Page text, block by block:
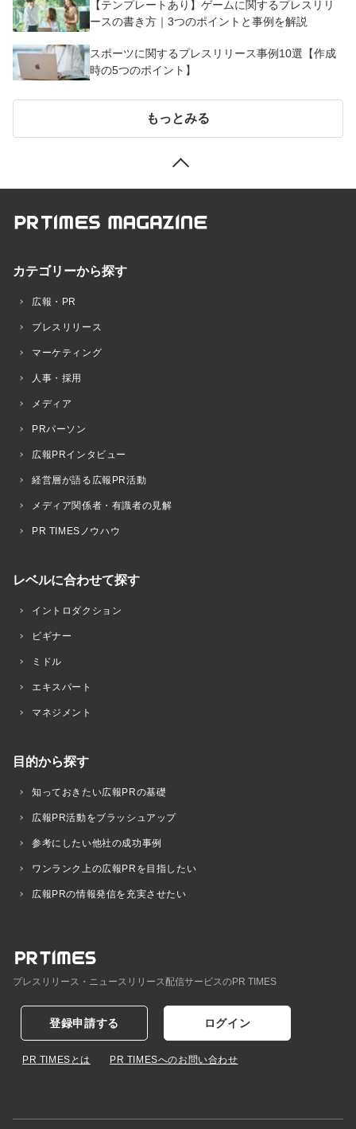
【テンプレートあり】ゲームに関するプレスリリ
ースの書き方｜3つのポイントと事例を解説
スポーツに関するプレスリリース事例10選【作成
時の5つのポイント】
もっとみる
カテゴリーから探す
広報・PR
プレスリリース
マーケティング
人事・採用
メディア
PRパーソン
広報PRインタビュー
経営層が語る広報PR活動
メディア関係者・有識者の見解
PR TIMESノウハウ
レベルに合わせて探す
イントロダクション
ビギナー
ミドル
エキスパート
マネジメント
目的から探す
知っておきたい広報PRの基礎
広報PR活動をブラッシュアップ
参考にしたい他社の成功事例
ワンランク上の広報PRを目指したい
広報PRの情報発信を充実させたい
プレスリリース・ニュースリリース配信サービスのPR TIMES
登録申請する ログイン
PR TIMESとは PR TIMESへのお問い合わせ